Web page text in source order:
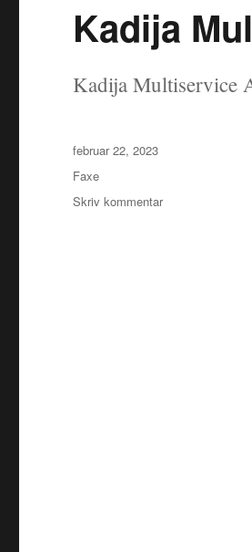
Kadija
Kadija Multiservice
Udgivet
februar 22, 2023
Kategorier
Faxe
Skriv kommentartil